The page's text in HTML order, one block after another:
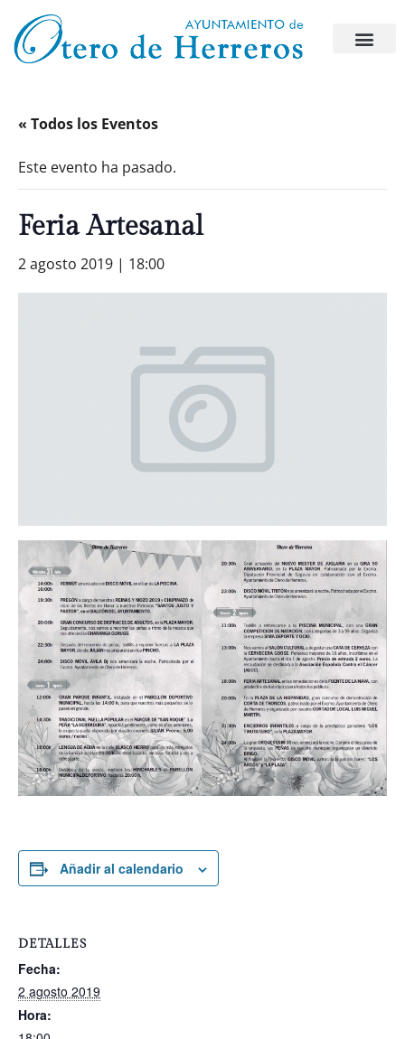
« Todos los Eventos
Este evento ha pasado.
Feria Artesanal
2 agosto 2019 | 18:00
Añadir al calendario
DETALLES
Fecha:
2 agosto 2019
Hora: